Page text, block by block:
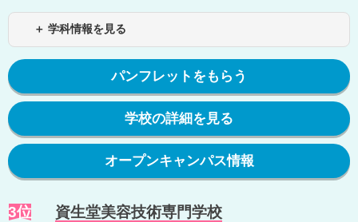
＋ 学科情報を見る
パンフレットをもらう
学校の詳細を見る
オープンキャンパス情報
3位 資生堂美容技術専門学校